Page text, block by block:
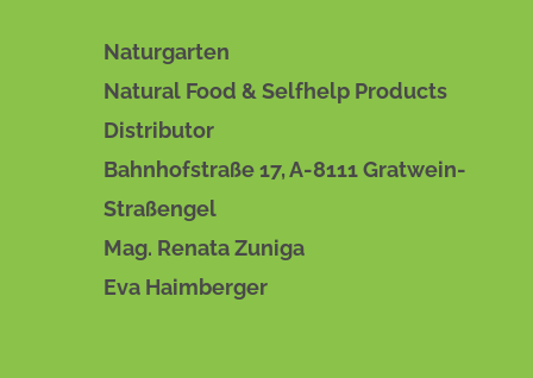
Naturgarten
Natural Food & Selfhelp Products
Distributor
Bahnhofstraße 17, A-8111 Gratwein-
Straßengel
Mag. Renata Zuniga
Eva Haimberger